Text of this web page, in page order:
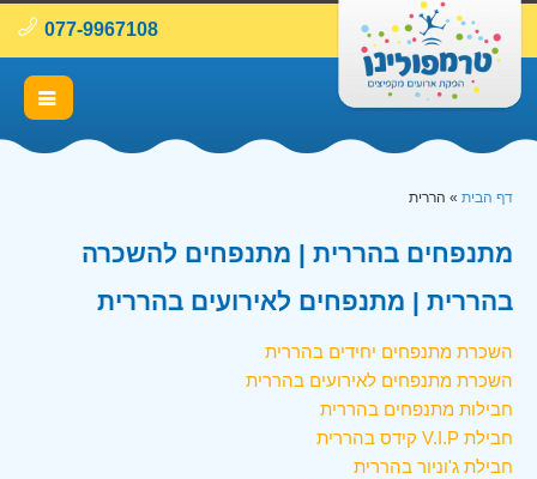
077-9967108
דף הבית » הררית
מתנפחים בהררית | מתנפחים להשכרה
בהררית | מתנפחים לאירועים בהררית
השכרת מתנפחים יחידים בהררית
השכרת מתנפחים לאירועים בהררית
חבילות מתנפחים בהררית
חבילת V.I.P קידס בהררית
חבילת ג'וניור בהררית